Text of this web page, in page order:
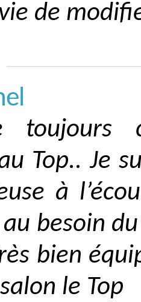
de
toujours
Top.. Je
à
besoin
bien
le Top